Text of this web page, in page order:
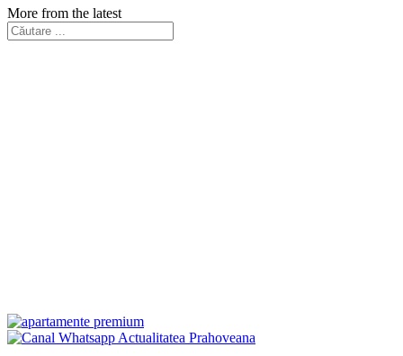
More from the latest